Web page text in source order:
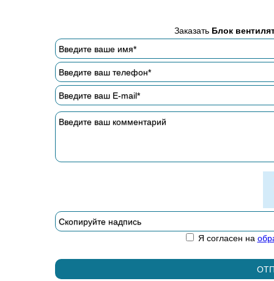
Заказать Блок
Я согласен на